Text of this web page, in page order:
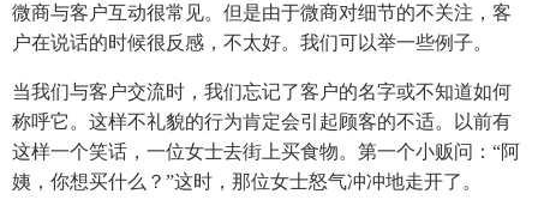
微商与客户互动很常见。但是由于微商对细节的不关注，客
户在说话的时候很反感，不太好。我们可以举一些例子。
当我们与客户交流时，我们忘记了客户的名字或不知道如何
称呼它。这样不礼貌的行为肯定会引起顾客的不适。以前有
这样一个笑话，一位女士去街上买食物。第一个小贩问：“阿
姨，你想买什么？”这时，那位女士怒气冲冲地走开了。